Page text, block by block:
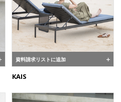
資料請求リストに追加
KAIS